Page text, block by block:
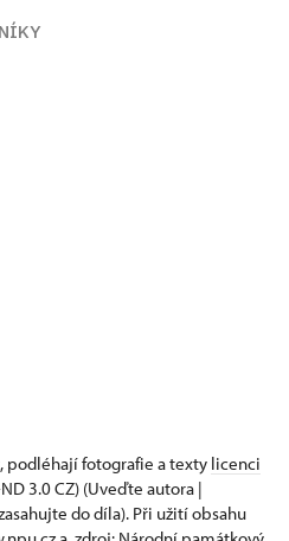
podléhají fotografie a texty licenci
ND 3.0 CZ) (Uveďte autora |
do díla). Při užití obsahu